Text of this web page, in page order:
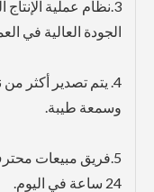
3.نظام عملية
الجودة العالية في
4. يتم تصدير أكثر
وسمعة طيبة.
5.فريق مبيعات
24 ساعة في اليوم.